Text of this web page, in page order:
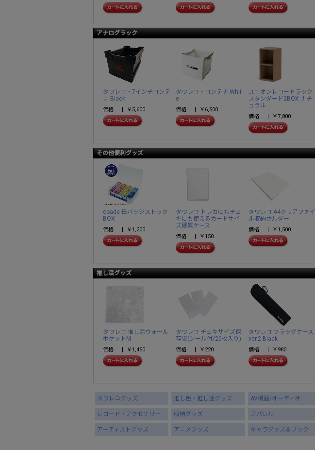
アナログラック
タワレコ・7インチコンテ
ナ Black
価格 ￥5,600
タワレコ・コンテナ Whit
e
価格 ￥6,500
ユニオンレコードラック
スタンダード2BOX ナチ
ュラル
価格 ￥7,800
その他便利グッズ
coade 缶バッジストック
BOX
価格 ￥1,200
タワレコ トレカにもチェ
キにも使えるカードサイ
ズ硬質ケース
価格 ￥150
タワレコ A4クリアファイ
ル収納ホルダー
価格 ￥1,500
推し活グッズ
タワレコ 推し活ウォール
ポケットM
価格 ￥1,450
タワレコ チェキサイズ保
存袋(シール付/20枚入り)
価格 ￥220
タワレコ フラッグケース
ver.2 Black
価格 ￥980
タワレコグッズ 推し色・推し活グッズ AV機器/オーディオ
レコード・アクセサリー 収納グッズ アパレル
アーティストグッズ アニメグッズ キャラグッズ＆ブック